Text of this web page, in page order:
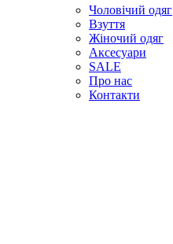
Чоловічий одяг
Взуття
Жіночий одяг
Аксесуари
SALE
Про нас
Контакти